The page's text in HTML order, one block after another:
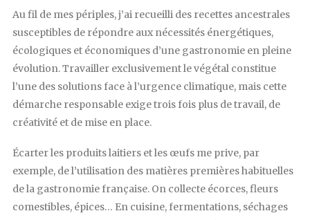
Au fil de mes périples, j’ai recueilli des recettes ancestrales
susceptibles de répondre aux nécessités énergétiques,
écologiques et économiques d’une gastronomie en pleine
évolution. Travailler exclusivement le végétal constitue
l’une des solutions face à l’urgence climatique, mais cette
démarche responsable exige trois fois plus de travail, de
créativité et de mise en place.
Écarter les produits laitiers et les œufs me prive, par
exemple, de l’utilisation des matières premières habituelles
de la gastronomie française. On collecte écorces, fleurs
comestibles, épices… En cuisine, fermentations, séchages